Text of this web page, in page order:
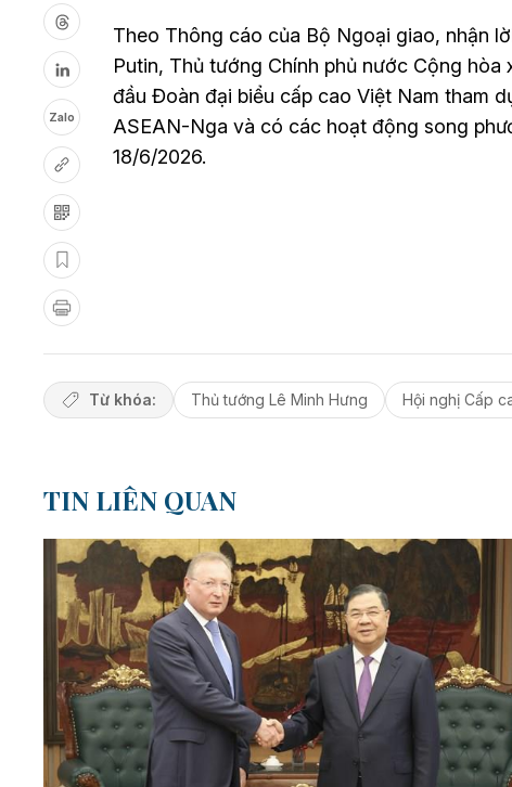
Zalo
Theo Thông cáo của Bộ Ngoại giao, nhận
Putin, Thủ tướng Chính phủ nước Cộng
đầu Đoàn đại biểu cấp cao Việt Nam tham
ASEAN-Nga và có các hoạt động song
18/6/2026.
Từ khóa: Thủ tướng Lê Minh Hưng Hội nghị Cấp
TIN LIÊN QUAN